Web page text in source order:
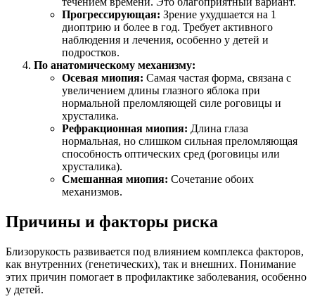
Прогрессирующая: Зрение ухудшается на 1
диоптрию и более в год. Требует активного
наблюдения и лечения, особенно у детей и
подростков.
По анатомическому механизму:
Осевая миопия: Самая частая форма, связана с
увеличением длины глазного яблока при
нормальной преломляющей силе роговицы и
хрусталика.
Рефракционная миопия: Длина глаза
нормальная, но слишком сильная преломляющая
способность оптических сред (роговицы или
хрусталика).
Смешанная миопия: Сочетание обоих
механизмов.
Причины и факторы риска
Близорукость развивается под влиянием комплекса факторов,
как внутренних (генетических), так и внешних. Понимание
этих причин помогает в профилактике заболевания, особенно
у детей.